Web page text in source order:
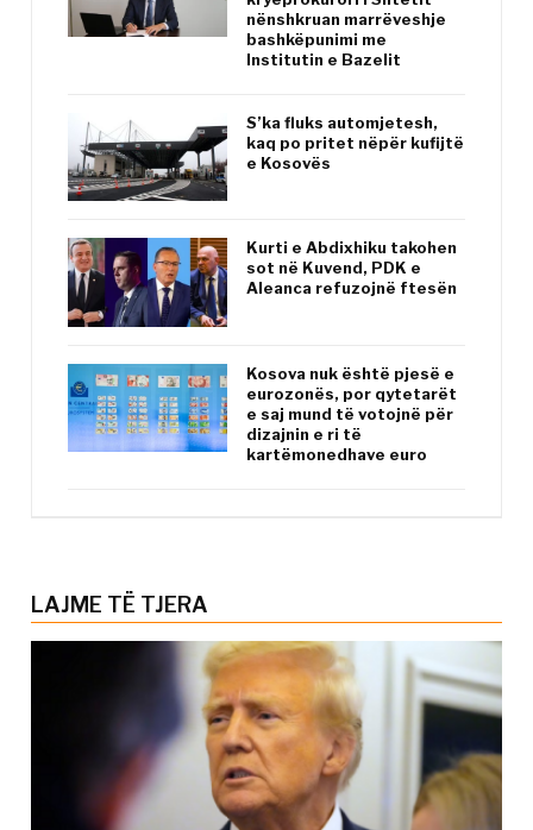
nënshkruan marrëveshje
bashkëpunimi me
Institutin e Bazelit
S’ka fluks automjetesh,
kaq po pritet nëpër kufijtë
e Kosovës
Kurti e Abdixhiku takohen
sot në Kuvend, PDK e
Aleanca refuzojnë ftesën
Kosova nuk është pjesë e
eurozonës, por qytetarët
e saj mund të votojnë për
dizajnin e ri të
kartëmonedhave euro
LAJME TË TJERA